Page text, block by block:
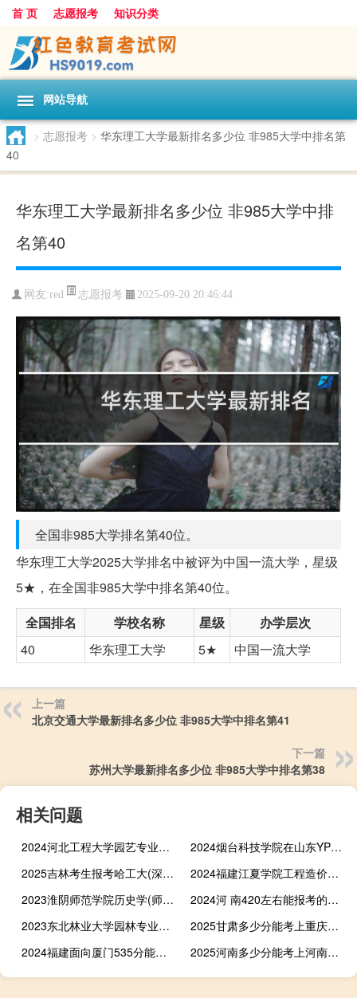
首 页 志愿报考 知识分类
网站导航
> 志愿报考 > 华东理工大学最新排名多少位 非985大学中排名第
40
华东理工大学最新排名多少位 非985大学中排
名第40
网友:red 志愿报考 2025-09-20 20:46:44
全国非985大学排名第40位。
华东理工大学2025大学排名中被评为中国一流大学，星级
5★，在全国非985大学中排名第40位。
全国排名
学校名称 星级
办学层次
40
华东理工大学 5★ 中国一流大学
上一篇
北京交通大学最新排名多少位 非985大学中排名第41
下一篇
苏州大学最新排名多少位 非985大学中排名第38
相关问题
2024河北工程大学园艺专业哪个专业分数线最低
2024烟台科技学院在山东YP舞蹈表演专业最低多少分 最低336.78分
2025吉林考生报考哈工大(深圳)工科试验班(计算机与电子通信)专业最低多少分 最低635分左右
2024福建江夏学院工程造价专业在河北录取分数线(含2022-2024分数)
2023淮阴师范学院历史学(师范)(为镇江市扬中市定向培养)录取分数线最低多少分
2024河 南420左右能报考的大学名单 参考志愿1所大学
2023东北林业大学园林专业在内蒙古录取分数线
2025甘肃多少分能考上重庆商务职业学院 2024最低379分
2024福建面向厦门535分能考上哪些大学？ 附1所能报考大学名单
2025河南多少分能考上河南工业大学工商管理专业 近三年最低521分